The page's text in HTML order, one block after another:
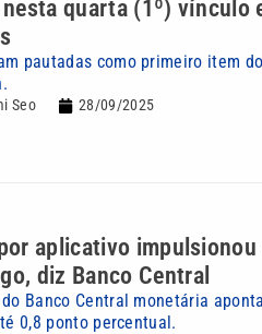
quarta (1º)
pautadas como primeiro item
Seo 28/09/2025
aplicativo
diz Banco Central
Banco Central monetária
0,8 ponto percentual.